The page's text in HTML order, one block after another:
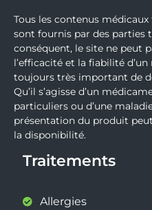
Tous les contenus
sont fournis par des parties
conséquent, le site ne peut
l’efficacité et la fiabilité
toujours très important de
Qu’il s’agisse d’un
particuliers ou d’une
présentation du produit
la disponibilité.
Traitements
Allergies